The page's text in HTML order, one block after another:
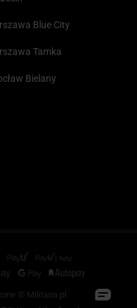
Blue City
Tamka
Bielany
© Militaria.pl